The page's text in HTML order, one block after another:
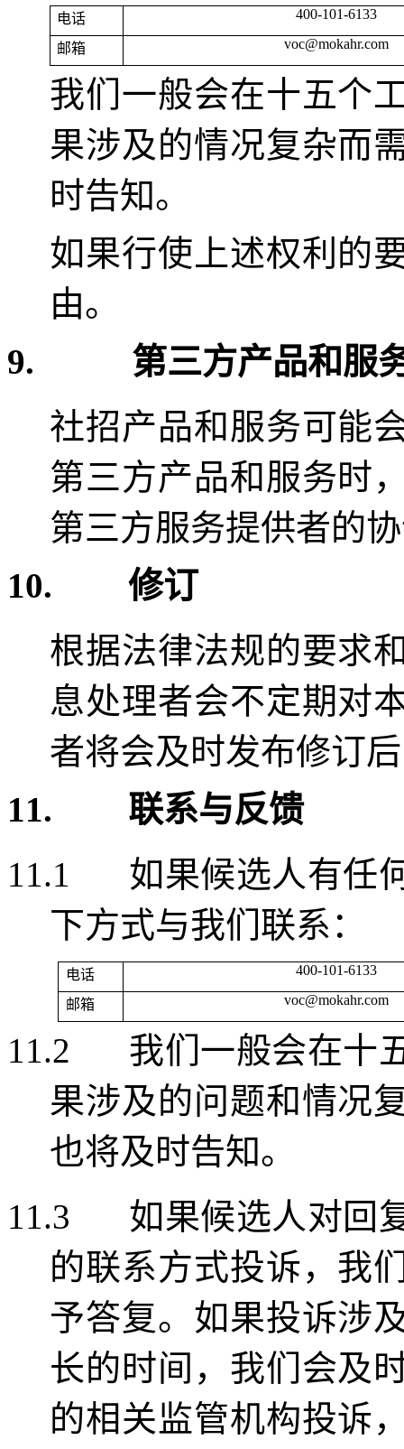
电话 400-101-6133
邮箱 voc@mokahr.com
我们一般会在十五个
果涉及的情况复杂而
时告知。
如果行使上述权利的
由。
9.
第三方产品和服
社招产品和服务可能
第三方产品和服务时
第三方服务提供者的
10.
修订
根据法律法规的要求
息处理者会不定期对
者将会及时发布修订
11.
联系与反馈
11.1
如果候选人有任
下方式与我们联系：
电话 400-101-6133
邮箱 voc@mokahr.com
11.2
我们一般会在十
果涉及的问题和情况
也将及时告知。
11.3
如果候选人对回
的联系方式投诉，我
予答复。如果投诉涉
长的时间，我们会及
的相关监管机构投诉